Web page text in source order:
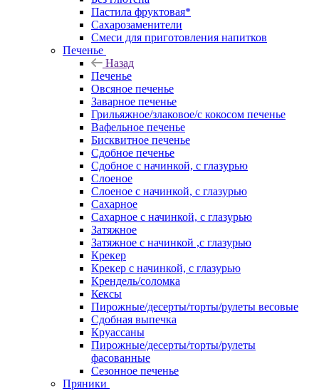
Пастила фруктовая*
Сахарозаменители
Смеси для приготовления напитков
Печенье
Назад
Печенье
Овсяное печенье
Заварное печенье
Грильяжное/злаковое/с кокосом печенье
Вафельное печенье
Бисквитное печенье
Сдобное печенье
Сдобное с начинкой, с глазурью
Слоеное
Слоеное с начинкой, с глазурью
Сахарное
Сахарное с начинкой, с глазурью
Затяжное
Затяжное с начинкой ,с глазурью
Крекер
Крекер с начинкой, с глазурью
Крендель/соломка
Кексы
Пирожные/десерты/торты/рулеты весовые
Сдобная выпечка
Круассаны
Пирожные/десерты/торты/рулеты
фасованные
Сезонное печенье
Пряники